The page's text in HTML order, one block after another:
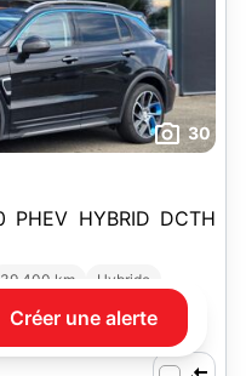
30
39 400 km
Hybride
Créer une alerte